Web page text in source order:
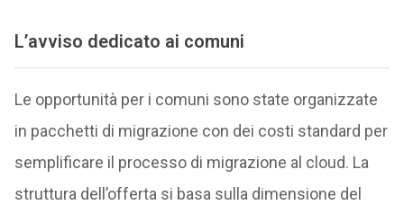
L’avviso dedicato ai comuni
Le opportunità per i comuni sono state organizzate
in pacchetti di migrazione con dei costi standard per
semplificare il processo di migrazione al cloud. La
struttura dell’offerta si basa sulla dimensione del